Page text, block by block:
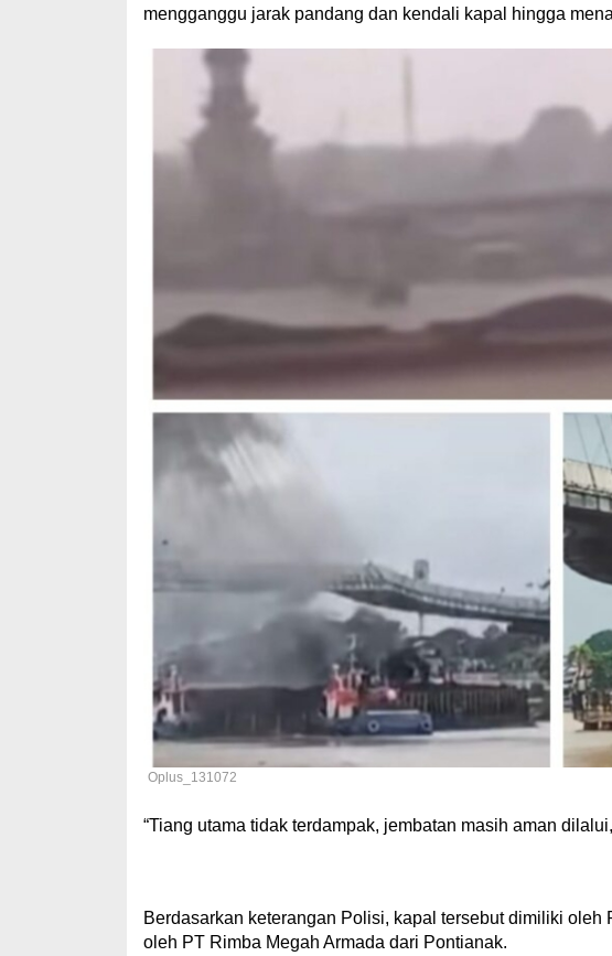
mengganggu jarak pandang dan kendali kapal hingga
Oplus_131072
“Tiang utama tidak terdampak, jembatan masih aman
Berdasarkan keterangan Polisi, kapal tersebut dimiliki
oleh PT Rimba Megah Armada dari Pontianak.